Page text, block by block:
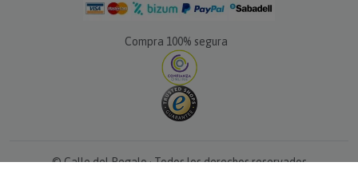
Compra 100% segura